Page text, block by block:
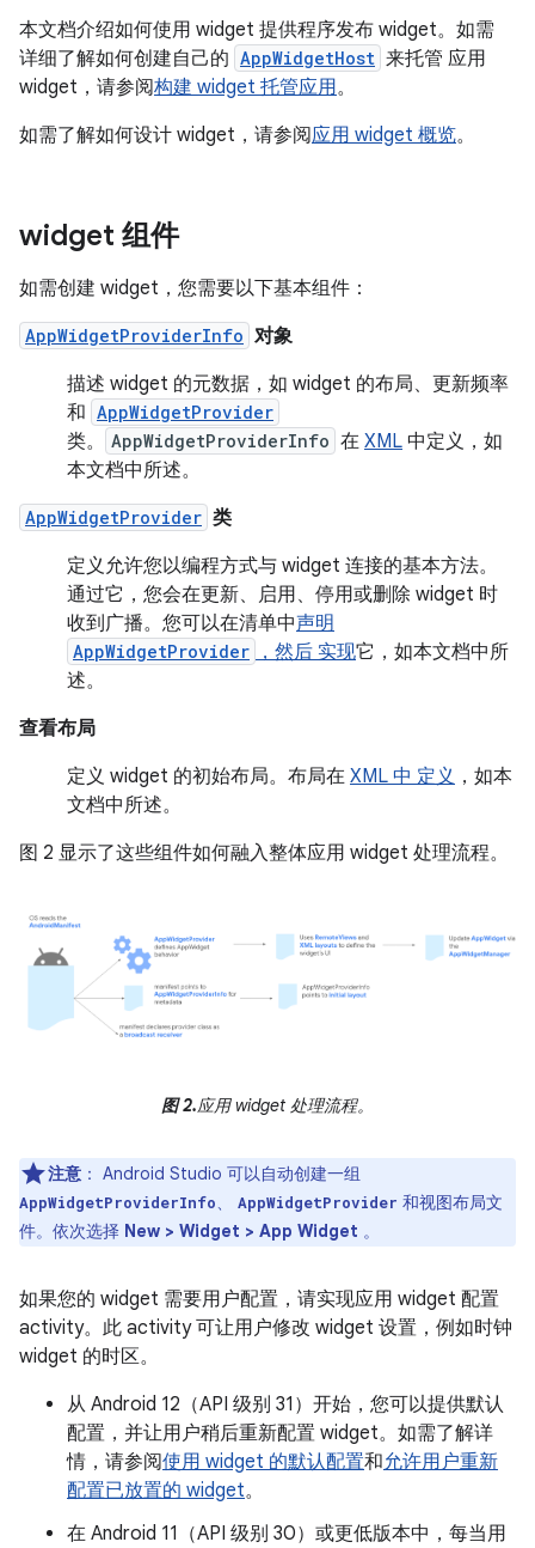
本文档介绍如何使用 widget 提供程序发布 widget。如需
详细了解如何创建自己的 AppWidgetHost 来托管 应用
widget，请参阅构建 widget 托管应用。
如需了解如何设计 widget，请参阅应用 widget 概览。
widget 组件
如需创建 widget，您需要以下基本组件：
AppWidgetProviderInfo 对象
描述 widget 的元数据，如 widget 的布局、更新频率
和 AppWidgetProvider
类。 AppWidgetProviderInfo 在 XML 中定义，如
本文档中所述。
AppWidgetProvider 类
定义允许您以编程方式与 widget 连接的基本方法。
通过它，您会在更新、启用、停用或删除 widget 时
收到广播。您可以在清单中声明
AppWidgetProvider ，然后 实现它，如本文档中所
述。
查看布局
定义 widget 的初始布局。布局在 XML 中 定义 ，如本
文档中所述。
图 2 显示了这些组件如何融入整体应用 widget 处理流程。
图 2.应用 widget 处理流程。
注意 ： Android Studio 可以自动创建一组
AppWidgetProviderInfo、 AppWidgetProvider 和视图布局文
件。依次选择 New > Widget > App Widget 。
如果您的 widget 需要用户配置，请实现应用 widget 配置
activity。此 activity 可让用户修改 widget 设置，例如时钟
widget 的时区。
从 Android 12（API 级别 31）开始，您可以提供默认
配置，并让用户稍后重新配置 widget。如需了解详
情，请参阅使用 widget 的默认配置和允许用户重新
配置已放置的 widget。
在 Android 11（API 级别 30）或更低版本中，每当用